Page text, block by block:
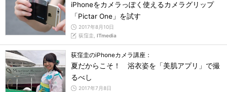
iPhoneをカメラっぽく使えるカメラグリップ
「Pictar One」を試す
2017年8月10日
荻窪圭, ITmedia
荻窪圭のiPhoneカメラ講座：
夏だからこそ！ 浴衣姿を「美肌アプリ」で撮
るべし
2017年7月8日